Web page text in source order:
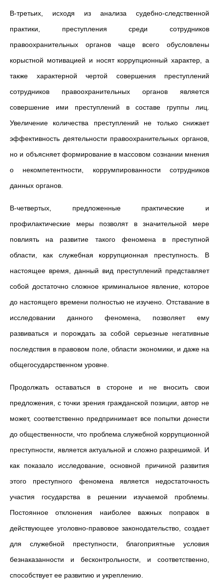
В-третьих, исходя из анализа судебно-следственной
практики, преступления среди сотрудников
правоохранительных органов чаще всего обусловлены
корыстной мотивацией и носят коррупционный характер, а
также характерной чертой совершения преступлений
сотрудников правоохранительных органов является
совершение ими преступлений в составе группы лиц.
Увеличение количества преступлений не только снижает
эффективность деятельности правоохранительных органов,
но и объясняет формирование в массовом сознании мнения
о некомпетентности, коррумпированности сотрудников
данных органов.
В-четвертых, предложенные практические и
профилактические меры позволят в значительной мере
повлиять на развитие такого феномена в преступной
области, как служебная коррупционная преступность. В
настоящее время, данный вид преступлений представляет
собой достаточно сложное криминальное явление, которое
до настоящего времени полностью не изучено. Отставание в
исследовании данного феномена, позволяет ему
развиваться и порождать за собой серьезные негативные
последствия в правовом поле, области экономики, и даже на
общегосударственном уровне.
Продолжать оставаться в стороне и не вносить свои
предложения, с точки зрения гражданской позиции, автор не
может, соответственно предпринимает все попытки донести
до общественности, что проблема служебной коррупционной
преступности, является актуальной и сложно разрешимой. И
как показало исследование, основной причиной развития
этого преступного феномена является недостаточность
участия государства в решении изучаемой проблемы.
Постоянное отклонения наиболее важных поправок в
действующее уголовно-правовое законодательство, создает
для служебной преступности, благоприятные условия
безнаказанности и бесконтрольности, и соответственно,
способствует ее развитию и укреплению.